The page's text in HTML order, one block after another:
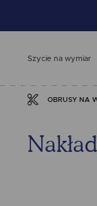
Szycie na wymiar
OBRUSY NA